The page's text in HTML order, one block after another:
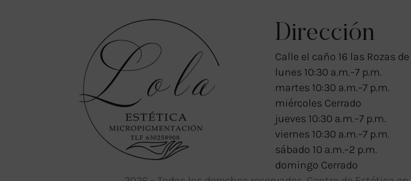
Dirección
Calle el caño 16 las Rozas
lunes 10:30 a.m.–7 p.m.
martes 10:30 a.m.–7 p.m.
miércoles Cerrado
jueves 10:30 a.m.–7 p.m.
viernes 10:30 a.m.–7 p.m.
sábado 10 a.m.–2 p.m.
domingo Cerrado